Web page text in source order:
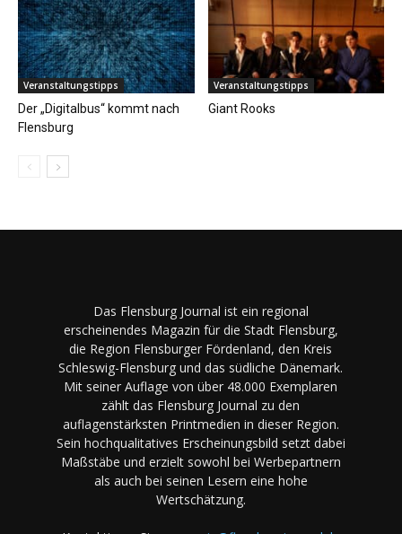
Veranstaltungstipps
Der „Digitalbus“ kommt nach
Flensburg
Veranstaltungstipps
Giant Rooks
Das Flensburg Journal ist ein regional
erscheinendes Magazin für die Stadt Flensburg,
die Region Flensburger Fördenland, den Kreis
Schleswig-Flensburg und das südliche Dänemark.
Mit seiner Auflage von über 48.000 Exemplaren
zählt das Flensburg Journal zu den
auflagenstärksten Printmedien in dieser Region.
Sein hochqualitatives Erscheinungsbild setzt dabei
Maßstäbe und erzielt sowohl bei Werbepartnern
als auch bei seinen Lesern eine hohe
Wertschätzung.